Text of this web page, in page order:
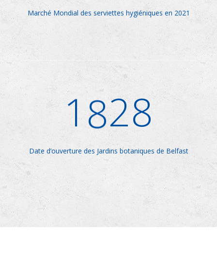
Marché Mondial des serviettes hygiéniques en 2021
1828
Date d’ouverture des Jardins botaniques de Belfast